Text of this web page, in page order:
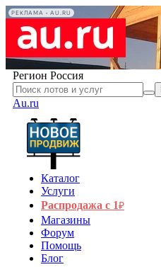
РЕКЛАМА • AU.RU
Регион Россия
Au.ru
Каталог
Услуги
Распродажа с 1₽
Магазины
Форум
Помощь
Блог